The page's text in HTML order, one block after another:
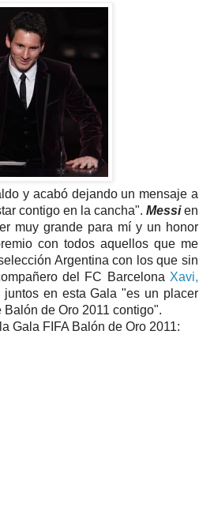
y acabó dejando un mensaje a
contigo en la cancha". Messien
muy grande para mí y un honor
con todos aquellos que me
Argentina con los que sin
del FC Barcelona Xavi,
en esta Gala "es un placer
de Oro 2011 contigo".
Gala FIFA Balón de Oro 2011: